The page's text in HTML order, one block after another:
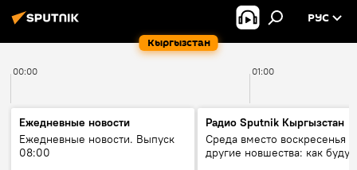
Кыргызстан
РУС
00:00 01:00
Ежедневные новости
Ежедневные новости. Выпуск
08:00
Радио Sputnik Кыргызстан
Среда вместо воскресенья и
другие новшества: как будут